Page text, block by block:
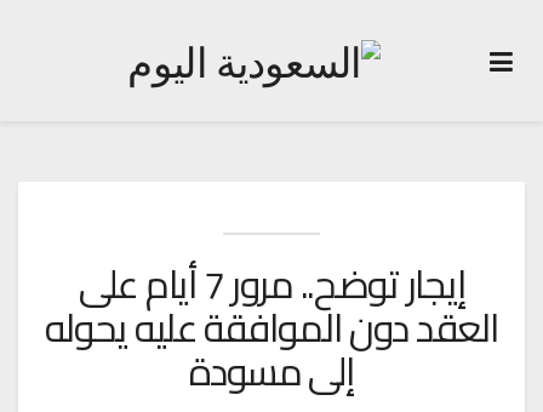
إيجار توضح.. مرور 7 أيام على
العقد دون الموافقة عليه يحوله
إلى مسودة